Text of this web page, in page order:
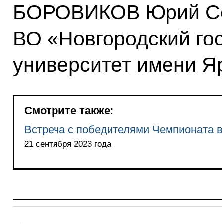
БОРОВИКОВ Юрий
ВО «Новгородский
университет имени
Смотрите также:
Встреча с победителями Чемпионата
21 сентября 2023 года